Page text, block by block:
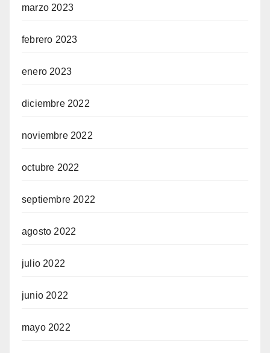
marzo 2023
febrero 2023
enero 2023
diciembre 2022
noviembre 2022
octubre 2022
septiembre 2022
agosto 2022
julio 2022
junio 2022
mayo 2022